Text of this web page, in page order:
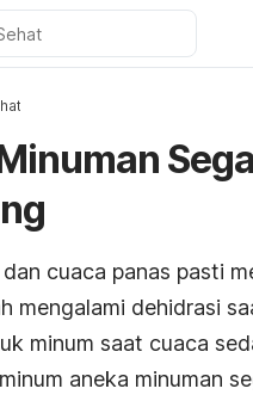
cuaca panas pasti
mengalami dehidrasi
minum saat cuaca
aneka minuman